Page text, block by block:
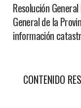
Resolución
General de la
información
CONTENIDO